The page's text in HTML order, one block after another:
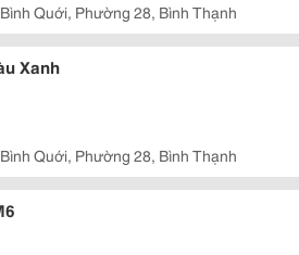
Quới, Phường 28, Bình Thạnh
Xanh
Quới, Phường 28, Bình Thạnh